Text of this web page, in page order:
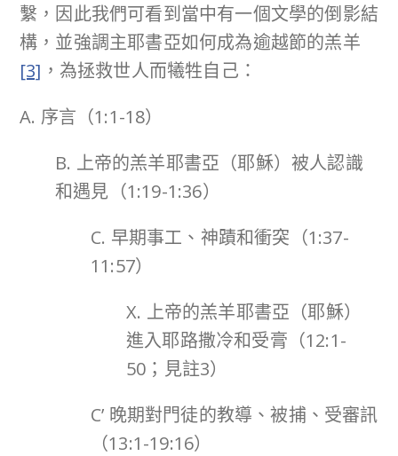
繫，因此我們可看到當中有一個文學的倒影結
構，並強調主耶書亞如何成為逾越節的羔羊
[3] ，為拯救世人而犧牲自己：
A. 序言（1:1-18）
B. 上帝的羔羊耶書亞（耶穌）被人認識
和遇見（1:19-1:36）
C. 早期事工、神蹟和衝突（1:37-
11:57）
X. 上帝的羔羊耶書亞（耶穌）
進入耶路撒冷和受膏（12:1-
50；見註3）
C’ 晚期對門徒的教導、被捕、受審訊
（13:1-19:16）